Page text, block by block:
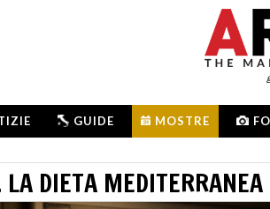
GUIDE MOSTRE
LA DIETA MEDITERRANEA